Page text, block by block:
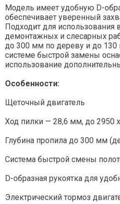
Модель имеет удобную D-
обеспечивает уверенный
Подходит для использования
демонтажных и слесарных
до 300 мм по дереву и до 130
системе быстрой замены
использование
Особенности:
Щеточный двигатель
Ход пилки — 28,6 мм, до 2950
Глубина пропила до 300 мм
Система быстрой смены
D-образная рукоятка для
Электрический тормоз